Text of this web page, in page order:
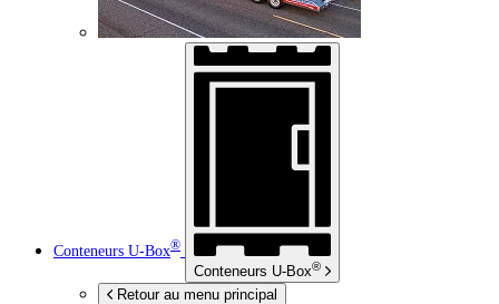
Conteneurs U-Box®
Conteneurs U-Box®
Retour au menu principal